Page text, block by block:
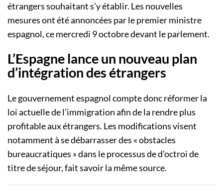
étrangers souhaitant s’y établir. Les nouvelles
mesures ont été annoncées par le premier ministre
espagnol, ce mercredi 9 octobre devant le parlement.
L’Espagne lance un nouveau plan
d’intégration des étrangers
Le gouvernement espagnol compte donc réformer la
loi actuelle de l’immigration afin de la rendre plus
profitable aux étrangers. Les modifications visent
notamment à se débarrasser des « obstacles
bureaucratiques » dans le processus de d’octroi de
titre de séjour, fait savoir la même source.